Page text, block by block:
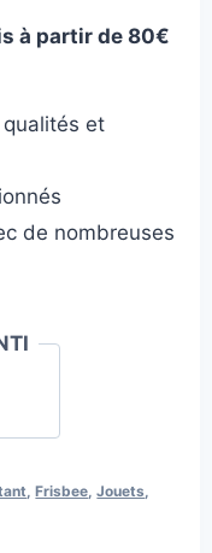
à partir de 80€
et
de nombreuses
,Frisbee,Jouets,